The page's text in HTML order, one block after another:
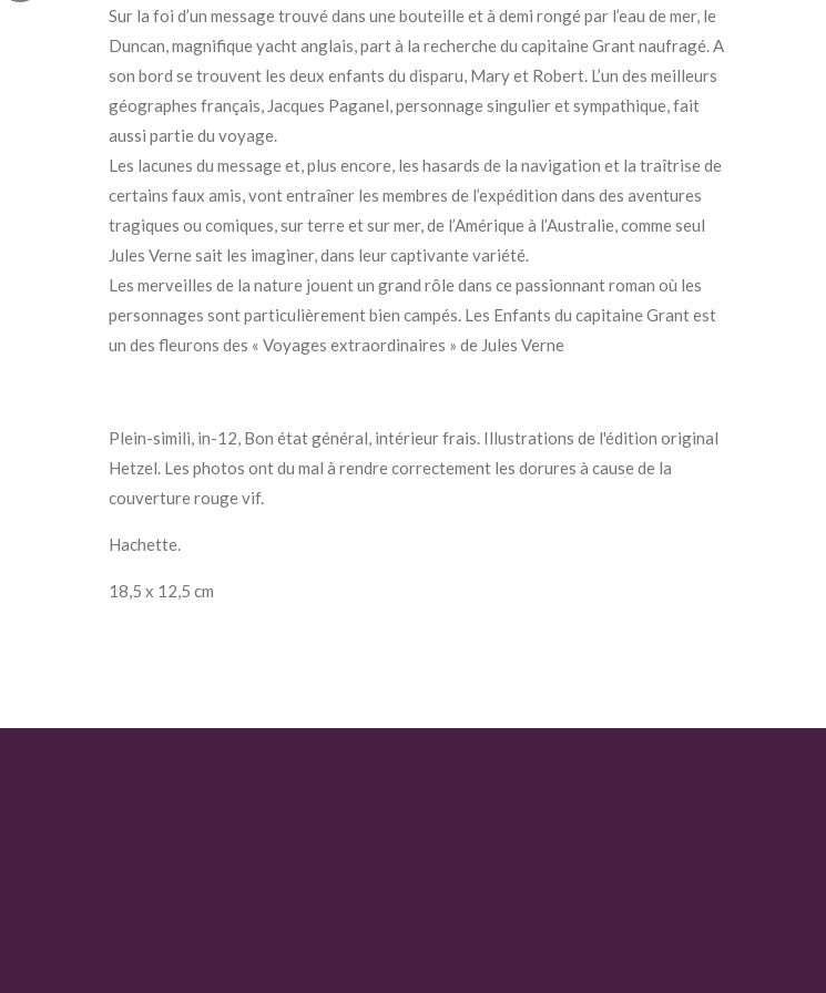
Sur la foi d’un message trouvé dans une bouteille et à demi rongé par l’eau de mer, le
Duncan, magnifique yacht anglais, part à la recherche du capitaine Grant naufragé. A
son bord se trouvent les deux enfants du disparu, Mary et Robert. L’un des meilleurs
géographes français, Jacques Paganel, personnage singulier et sympathique, fait
aussi partie du voyage.
Les lacunes du message et, plus encore, les hasards de la navigation et la traîtrise de
certains faux amis, vont entraîner les membres de l’expédition dans des aventures
tragiques ou comiques, sur terre et sur mer, de l’Amérique à l’Australie, comme seul
Jules Verne sait les imaginer, dans leur captivante variété.
Les merveilles de la nature jouent un grand rôle dans ce passionnant roman où les
personnages sont particulièrement bien campés. Les Enfants du capitaine Grant est
un des fleurons des « Voyages extraordinaires » de Jules Verne
Plein-simili, in-12, Bon état général, intérieur frais. Illustrations de l'édition original
Hetzel. Les photos ont du mal à rendre correctement les dorures à cause de la
couverture rouge vif.
Hachette.
18,5 x 12,5 cm